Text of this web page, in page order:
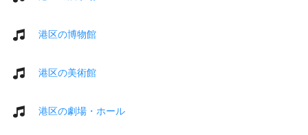
港区の博物館
港区の美術館
港区の劇場・ホール